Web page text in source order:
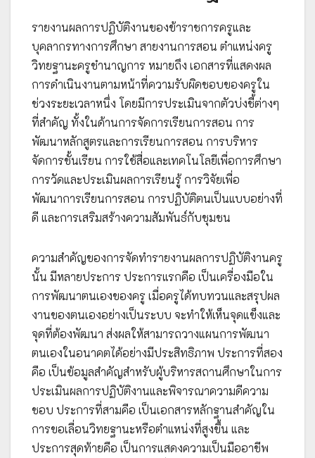
รายงานผลการปฏิบัติงานของข้าราชการครูและ
บุคลากรทางการศึกษา สายงานการสอน ตำแหน่งครู
วิทยฐานะครูชำนาญการ หมายถึง เอกสารที่แสดงผล
การดำเนินงานตามหน้าที่ความรับผิดชอบของครูใน
ช่วงระยะเวลาหนึ่ง โดยมีการประเมินจากตัวบ่งชี้ต่างๆ
ที่สำคัญ ทั้งในด้านการจัดการเรียนการสอน การ
พัฒนาหลักสูตรและการเรียนการสอน การบริหาร
จัดการชั้นเรียน การใช้สื่อและเทคโนโลยีเพื่อการศึกษา
การวัดและประเมินผลการเรียนรู้ การวิจัยเพื่อ
พัฒนาการเรียนการสอน การปฏิบัติตนเป็นแบบอย่างที่
ดี และการเสริมสร้างความสัมพันธ์กับชุมชน
ความสำคัญของการจัดทำรายงานผลการปฏิบัติงานครู
นั้น มีหลายประการ ประการแรกคือ เป็นเครื่องมือใน
การพัฒนาตนเองของครู เมื่อครูได้ทบทวนและสรุปผล
งานของตนเองอย่างเป็นระบบ จะทำให้เห็นจุดแข็งและ
จุดที่ต้องพัฒนา ส่งผลให้สามารถวางแผนการพัฒนา
ตนเองในอนาคตได้อย่างมีประสิทธิภาพ ประการที่สอง
คือ เป็นข้อมูลสำคัญสำหรับผู้บริหารสถานศึกษาในการ
ประเมินผลการปฏิบัติงานและพิจารณาความดีความ
ชอบ ประการที่สามคือ เป็นเอกสารหลักฐานสำคัญใน
การขอเลื่อนวิทยฐานะหรือตำแหน่งที่สูงขึ้น และ
ประการสุดท้ายคือ เป็นการแสดงความเป็นมืออาชีพ